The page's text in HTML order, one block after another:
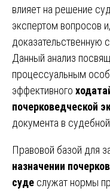
влияет на решение
экспертом вопросов
доказательственную
Данный анализ
процессуальным
эффективного
почерковедческой
документа в судебной
Правовой базой для
назначении
суде служат нормы